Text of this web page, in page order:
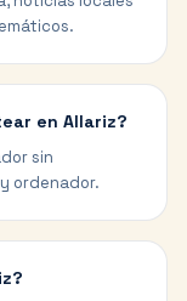
en Allariz?
sin
ordenador.